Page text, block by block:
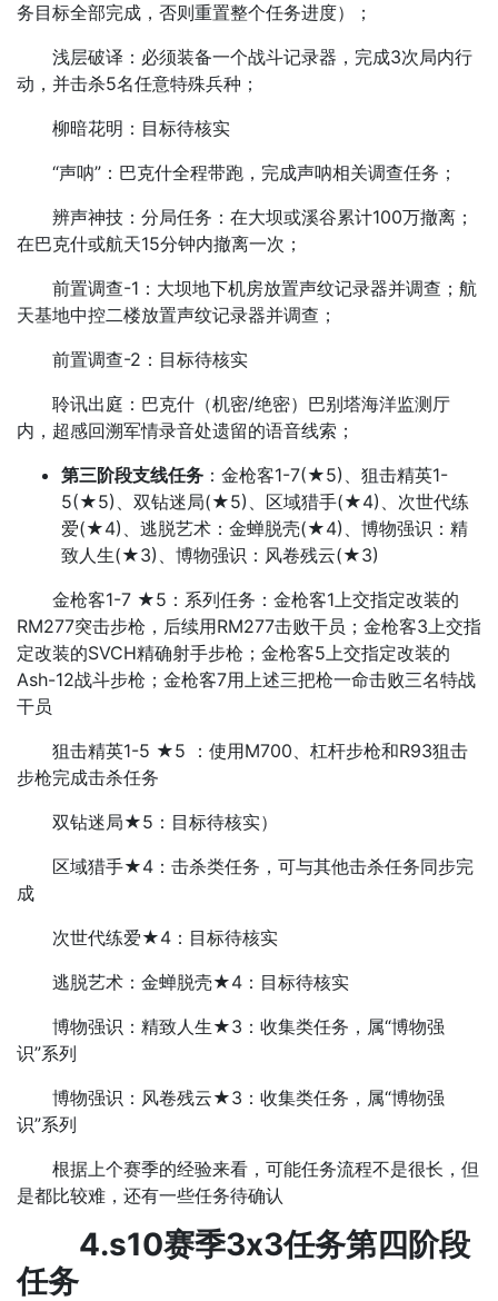
务目标全部完成，否则重置整个任务进度）；
浅层破译：必须装备一个战斗记录器，完成3次局内行
动，并击杀5名任意特殊兵种；
柳暗花明：目标待核实
“声呐”：巴克什全程带跑，完成声呐相关调查任务；
辨声神技：分局任务：在大坝或溪谷累计100万撤离；
在巴克什或航天15分钟内撤离一次；
前置调查-1：大坝地下机房放置声纹记录器并调查；航
天基地中控二楼放置声纹记录器并调查；
前置调查-2：目标待核实
聆讯出庭：巴克什（机密/绝密）巴别塔海洋监测厅
内，超感回溯军情录音处遗留的语音线索；
第三阶段支线任务 ：金枪客1-7(★5)、狙击精英1-
5(★5)、双钻迷局(★5)、区域猎手(★4)、次世代练
爱(★4)、逃脱艺术：金蝉脱壳(★4)、博物强识：精
致人生(★3)、博物强识：风卷残云(★3)
金枪客1-7 ★5：系列任务：金枪客1上交指定改装的
RM277突击步枪，后续用RM277击败干员；金枪客3上交指
定改装的SVCH精确射手步枪；金枪客5上交指定改装的
Ash-12战斗步枪；金枪客7用上述三把枪一命击败三名特战
干员
狙击精英1-5 ★5 ：使用M700、杠杆步枪和R93狙击
步枪完成击杀任务
双钻迷局★5：目标待核实）
区域猎手★4：击杀类任务，可与其他击杀任务同步完
成
次世代练爱★4：目标待核实
逃脱艺术：金蝉脱壳★4：目标待核实
博物强识：精致人生★3：收集类任务，属“博物强
识”系列
博物强识：风卷残云★3：收集类任务，属“博物强
识”系列
根据上个赛季的经验来看，可能任务流程不是很长，但
是都比较难，还有一些任务待确认
4.s10赛季3x3任务第四阶段
任务